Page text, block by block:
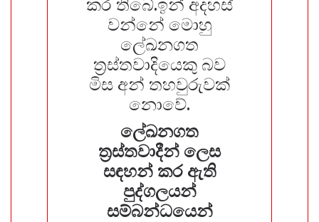
කර තිබේ.ඉන් අදහස්
වන්නේ මොහු
ලේඛනගත
ත්‍රස්තවාදියෙකු බව
මිස අන් තහවුරුවක්
නොවේ.
ලේඛනගත
ත්‍රස්තවාදීන් ලෙස
සඳහන් කර ඇති
පුද්ගලයන්
සම්බන්ධයෙන්